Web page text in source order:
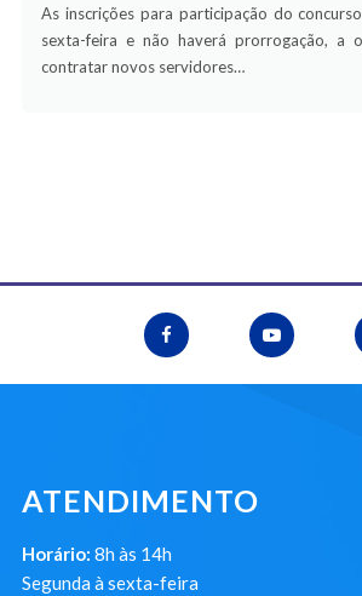
As inscrições para participação do
sexta-feira e não haverá prorrogação, a
contratar novos servidores…
ATENDIMENTO
Horário: 8h às 14h
Segunda à sexta-feira